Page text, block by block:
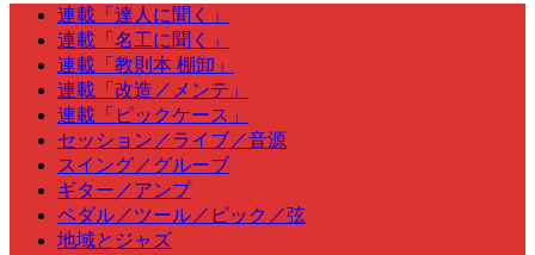
Skip
content
連載「達人に聞く」
連載「名工に聞く」
連載「教則本 棚卸」
連載「改造／メンテ」
連載「ピックケース」
セッション／ライブ／音源
スイング／グルーブ
ギター／アンプ
ペダル／ツール／ピック／弦
地域とジャズ